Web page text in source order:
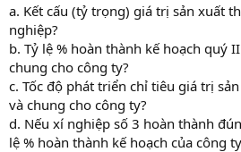
a. Kết cấu (tỷ trọng) giá trị sản xuất
nghiệp?
b. Tỷ lệ % hoàn thành kế hoạch quý
chung cho công ty?
c. Tốc độ phát triển chỉ tiêu giá trị
và chung cho công ty?
d. Nếu xí nghiệp số 3 hoàn thành
lệ % hoàn thành kế hoạch của công